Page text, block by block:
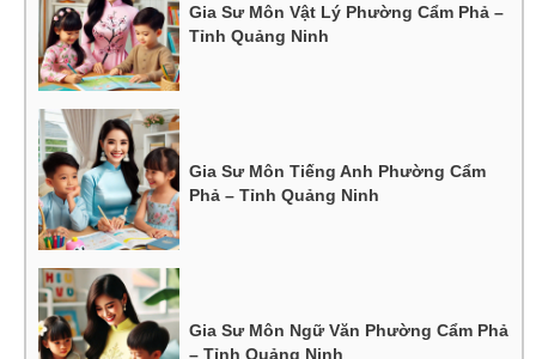
Gia Sư Môn Vật Lý Phường Cẩm Phả –
Tỉnh Quảng Ninh
Gia Sư Môn Tiếng Anh Phường Cẩm
Phả – Tỉnh Quảng Ninh
Gia Sư Môn Ngữ Văn Phường Cẩm Phả
– Tỉnh Quảng Ninh